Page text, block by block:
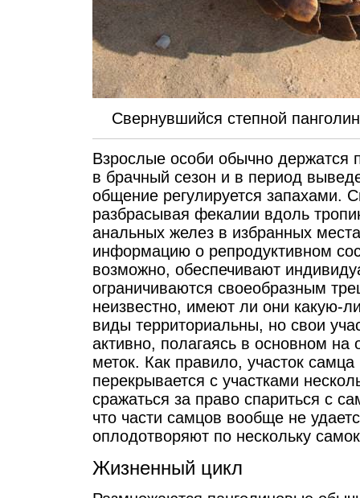
Свернувшийся степной
Взрослые особи обычно держатся
в брачный сезон и в период
общение регулируется запахами.
разбрасывая фекалии вдоль
анальных желез в избранных
информацию о репродуктивном
возможно, обеспечивают
ограничиваются своеобразным
неизвестно, имеют ли они какую-
виды территориальны, но свои
активно, полагаясь в основном
меток. Как правило, участок
перекрывается с участками
сражаться за право спариться с
что части самцов вообще не
оплодотворяют по нескольку
Жизненный цикл